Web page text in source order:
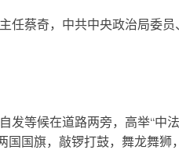
蔡奇，中共中央政治局委员
等候在道路两旁，高举“中法
国国旗，敲锣打鼓，舞龙舞狮